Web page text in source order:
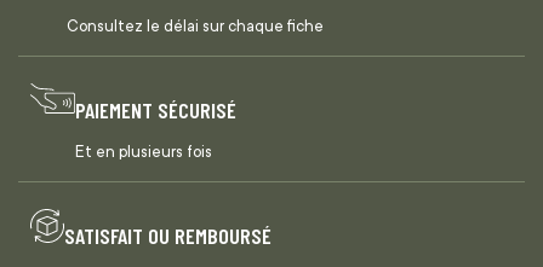
Consultez le délai sur chaque fiche
PAIEMENT SÉCURISÉ
Et en plusieurs fois
SATISFAIT OU REMBOURSÉ